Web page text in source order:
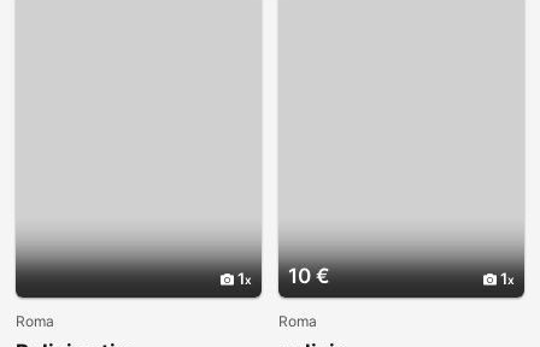
1
Roma
10 € 1
Roma